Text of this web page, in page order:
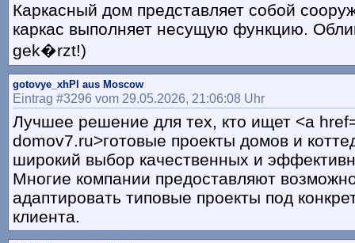
Каркасный дом представляет собой
каркас выполняет несущую функцию.
gek�rzt!)
gotovye_xhPl aus Moscow
Eintrag #3296 vom 29.05.2026, 21:06:08 Uhr
Лучшее решение для тех, кто ищет <a
domov7.ru>готовые проекты домов и
широкий выбор качественных и
Многие компании предоставляют
адаптировать типовые проекты под
клиента.